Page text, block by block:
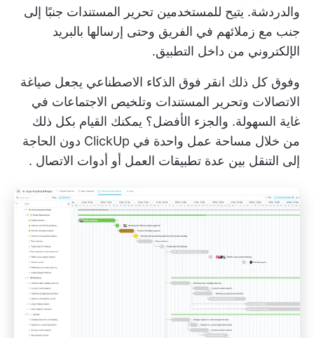
والدردشة. يتيح للمستخدمين تحرير المستندات جنبًا إلى
جنب مع زملائهم في الفريق وحتى إرسالها بالبريد
الإلكتروني من داخل التطبيق.
وفوق كل ذلك انقر فوق الذكاء الاصطناعي يجعل صياغة
الاتصالات وتحرير المستندات وتلخيص الاجتماعات في
غاية السهولة. والجزء الأفضل؟ يمكنك القيام بكل ذلك
من خلال مساحة عمل واحدة في ClickUp دون الحاجة
إلى التنقل بين عدة تطبيقات العمل أو أدوات الاتصال .